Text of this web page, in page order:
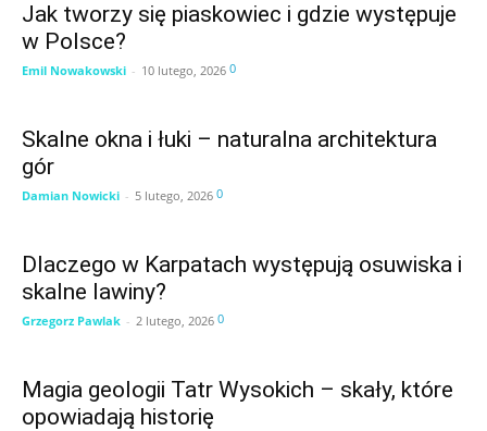
Jak tworzy się piaskowiec i gdzie występuje
w Polsce?
Emil Nowakowski - 10 lutego, 2026 0
Skalne okna i łuki – naturalna architektura
gór
Damian Nowicki - 5 lutego, 2026 0
Dlaczego w Karpatach występują osuwiska i
skalne lawiny?
Grzegorz Pawlak - 2 lutego, 2026 0
Magia geologii Tatr Wysokich – skały, które
opowiadają historię